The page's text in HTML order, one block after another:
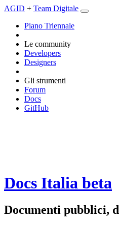
AGID + Team Digitale
Piano Triennale
Le community
Developers
Designers
Gli strumenti
Forum
Docs
GitHub
Docs Italia beta
Documenti pubblici,